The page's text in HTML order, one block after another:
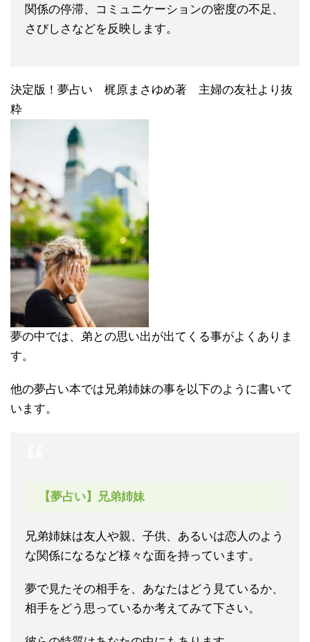
関係の停滞、コミュニケーションの密度の不足、
さびしさなどを反映します。
決定版！夢占い 梶原まさゆめ著 主婦の友社より抜
粋
夢の中では、弟との思い出が出てくる事がよくありま
す。
他の夢占い本では兄弟姉妹の事を以下のように書いて
います。
【夢占い】兄弟姉妹
兄弟姉妹は友人や親、子供、あるいは恋人のよう
な関係になるなど様々な面を持っています。
夢で見たその相手を、あなたはどう見ているか、
相手をどう思っているか考えてみて下さい。